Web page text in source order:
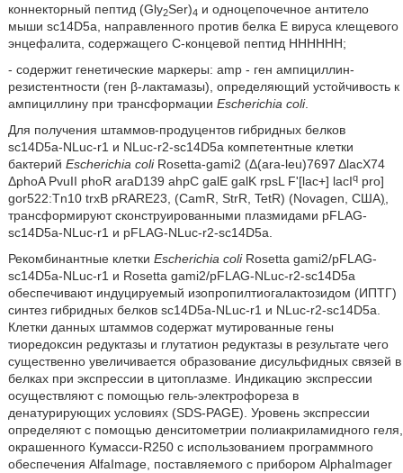
коннекторный пептид (Gly2Ser)4 и одноцепочечное антитело
мыши sc14D5a, направленного против белка Ε вируса клещевого
энцефалита, содержащего С-концевой пептид НННННН;
- содержит генетические маркеры: amp - ген ампициллин-
резистентности (ген β-лактамазы), определяющий устойчивость к
ампициллину при трансформации Escherichia coli.
Для получения штаммов-продуцентов гибридных белков
sc14D5a-NLuc-r1 и NLuc-r2-sc14D5a компетентные клетки
бактерий Escherichia coliRosetta-gami2 (Δ(ara-leu)7697 ΔlacX74
ΔphoA PvuII phoR araD139 ahpC galE galK rpsL F'[lac+] lacIqpro]
gor522:Tn10 trxB pRARE23, (CamR, StrR, TetR) (Novagen, США)
трансформируют сконструированными плазмидами pFLAG-
sc14D5a-NLuc-r1 и pFLAG-NLuc-r2-sc14D5a.
Рекомбинантные клетки Escherichia coli Rosetta gami2/pFLAG-
sc14D5a-NLuc-r1 и Rosetta gami2/pFLAG-NLuc-r2-sc14D5a
обеспечивают индуцируемый изопропилтиогалактозидом (ИПТГ)
синтез гибридных белков sc14D5a-NLuc-r1 и NLuc-r2-sc14D5a.
Клетки данных штаммов содержат мутированные гены
тиоредоксин редуктазы и глутатион редуктазы в результате чего
существенно увеличивается образование дисульфидных связей в
белках при экспрессии в цитоплазме. Индикацию экспрессии
осуществляют с помощью гель-электрофореза в
денатурирующих условиях (SDS-PAGE). Уровень экспрессии
определяют с помощью денситометрии полиакриламидного геля,
окрашенного Кумасси-R250 с использованием программного
обеспечения AlfaImage, поставляемого с прибором AlphaImager